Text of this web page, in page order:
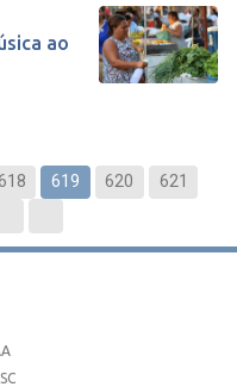
ao
619 620 621